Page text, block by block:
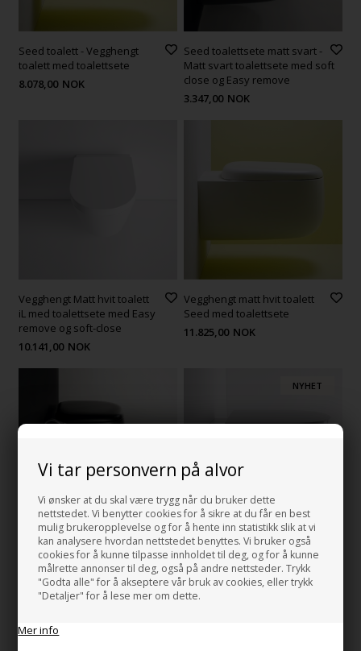
Vi tar personvern på alvor
Vi ønsker at du skal være trygg når du bruker dette
nettstedet. Vi benytter cookies for å sikre at du får en best
mulig brukeropplevelse og for å hente inn statistikk slik at vi
kan analysere hvordan nettstedet benyttes. Vi bruker også
cookies for å kunne tilpasse innholdet til deg, og for å kunne
målrette annonser til deg, også på andre nettsteder. Trykk
"Godta alle" for å akseptere vår bruk av cookies, eller trykk
"Detaljer" for å lese mer om dette.
Mer info
Seed toalett - Vegghengt
toalett med toalettsete
8.078,00 NOK
Seed toalettsete matt svart -
Matt svart toalettsete med soft
close og Easy remove
3.347,00 NOK
Vegghengt Matt hvit toalett
iL med toalettsete med Easy
remove og soft-close
10.141,00 NOK
Vegghengt matt hvit toalett
Seed med toalettsete
11.825,00 NOK
Vegghengt Svart toalett
Seed med svart toalettsete
11.064,00 NOK
NYHET
Vegghengt toalett iL med
toalettsete med Easy remove og
soft-close
6.760,00